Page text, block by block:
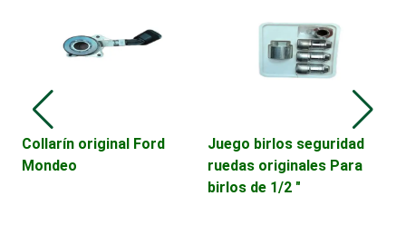
Cámaras de Comercio
Cancelería de Aluminio
Collarín original Ford
Mondeo
Juego birlos seguridad
ruedas originales Para
birlos de 1/2 "